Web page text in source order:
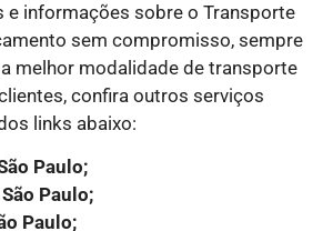
e informações sobre o Transporte
sem compromisso, sempre
melhor modalidade de transporte
confira outros serviços
links abaixo:
Paulo;
Paulo;
Paulo;